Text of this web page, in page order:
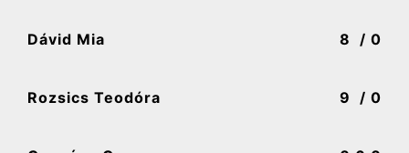
Dávid Mia 8 / 0
Rozsics Teodóra 9 / 0